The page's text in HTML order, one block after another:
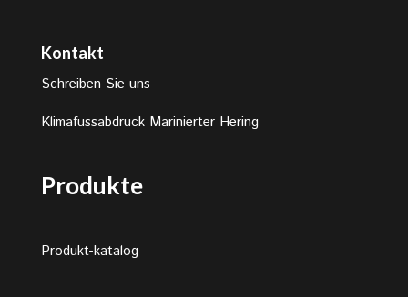
Kontakt
Schreiben Sie uns
Klimafussabdruck Marinierter Hering
Produkte
Produkt-katalog